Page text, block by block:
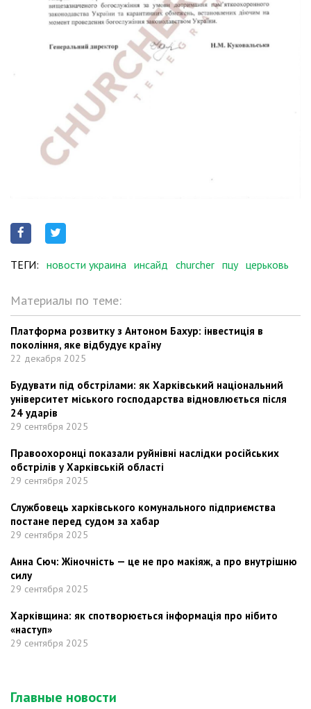
ТЕГИ: новости украина инсайд churcher пцу церьковь
Материалы по теме:
Платформа розвитку з Антоном Бахур: інвестиція в
покоління, яке відбудує країну
22 декабря 2025
Будувати під обстрілами: як Харківський національний
університет міського господарства відновлюється після
24 ударів
29 сентября 2025
Правоохоронці показали руйнівні наслідки російських
обстрілів у Харківській області
29 сентября 2025
Службовець харківського комунального підприємства
постане перед судом за хабар
29 сентября 2025
Анна Сюч: Жіночність — це не про макіяж, а про внутрішню
силу
29 сентября 2025
Харківщина: як спотворюється інформація про нібито
«наступ»
29 сентября 2025
Главные новости